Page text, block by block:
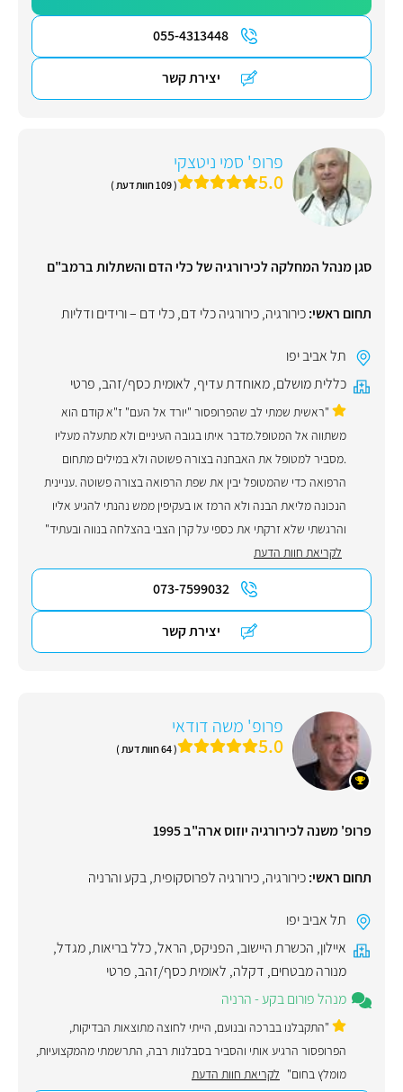
055-4313448
יצירת קשר
פרופ' סמי ניטצקי
5.0 ( 109 חוות דעת )
סגן מנהל המחלקה לכירורגיה של כלי הדם והשתלות ברמב"ם
תחום ראשי:כירורגיה,כירורגיה כלי דם,כלי דם – ורידים ודליות
תל אביב יפו
כללית מושלם,מאוחדת עדיף, לאומית כסף/זהב, פרטי
"ראשית שמתי לב שהפרופסור "יורד אל העם" ז"א קודם הוא
משתווה אל המטופל.מדבר איתו בגובה העיניים ולא מתעלה מעליו
.מסביר למטופל את האבחנה בצורה פשוטה ולא במילים מתחום
הרפואה כדי שהמטופל יבין את שפת הרפואה בצורה פשוטה .עניינית
הנכונה מליאת הבנה ולא הרמז או בעקיפין ממש נהנתי להגיע אליו
והרגשתי שלא זרקתי את כספי על קרן הצבי בהצלחה בנווה ובעתיד"
לקריאת חוות הדעת
073-7599032
יצירת קשר
פרופ' משה דודאי
5.0 ( 64 חוות דעת )
פרופ' משנה לכירורגיה יוזוס ארה"ב 1995
תחום ראשי:כירורגיה,כירורגיה לפרוסקופית,בקע והרניה
תל אביב יפו
איילון, הכשרת היישוב, הפניקס, הראל,כלל בריאות,מגדל,
מנורה מבטחים, דקלה, לאומית כסף/זהב, פרטי
מנהל פורום בקע - הרניה
"התקבלנו בברכה ובנועם, הייתי לחוצה מתוצאות הבדיקות,
הפרופסור הרגיע אותי והסביר בסבלנות רבה, התרשמתי מהמקצועיות,
מומלץ בחום" לקריאת חוות הדעת